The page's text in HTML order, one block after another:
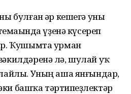
булған һәр кешегә уны
үҙенә күсереп
Ҡушымта урман
лә, шулай уҡ
Уның аша янғындар,
башҡа тәртипһеҙлектәр